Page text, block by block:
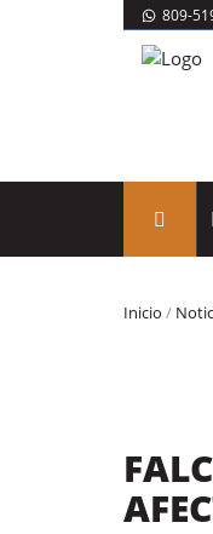
809-
Inicio /